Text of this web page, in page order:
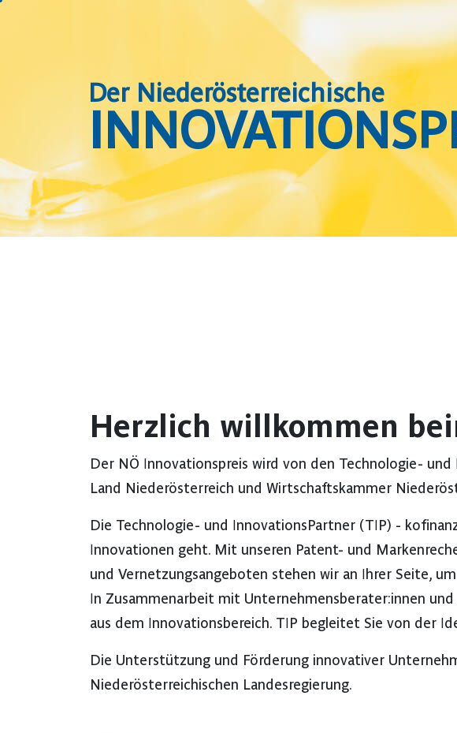
Der Niederösterreichische
Herzlich willkommen
Der NÖ Innovationspreis wird von den Technologie-
Land Niederösterreich und Wirtschaftskammer
Die Technologie- und InnovationsPartner (TIP) -
Innovationen geht. Mit unseren Patent- und
und Vernetzungsangeboten stehen wir an Ihrer Seite,
In Zusammenarbeit mit Unternehmensberater:innen
aus dem Innovationsbereich. TIP begleitet Sie von der
Die Unterstützung und Förderung innovativer
Niederösterreichischen Landesregierung.